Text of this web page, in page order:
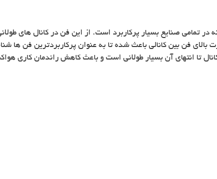
در تمامی صنایع بسیار پرکاربرد است. از این فن در کانال های
بالای فن بین کانالی باعث شده تا به عنوان پرکاربردترین فن ها
تا انتهای آن بسیار طولانی است و باعث کاهش راندمان کاری